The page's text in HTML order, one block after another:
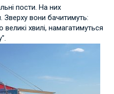
пости. На них
Зверху вони бачитимуть:
хвилі, намагатимуться